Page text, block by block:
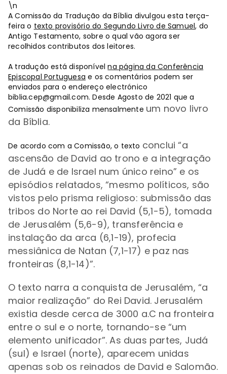
\n
A Comissão da Tradução da Bíblia divulgou esta terça-
feira o texto provisório do Segundo Livro de Samuel, do
Antigo Testamento, sobre o qual vão agora ser
recolhidos contributos dos leitores.
A tradução está disponívelna página da Conferência
Episcopal Portuguesa e os comentários podem ser
enviados para o endereço electrónico
biblia.cep@gmail.com. Desde Agosto de 2021 que a
Comissão disponibiliza mensalmente um novo livro
da Bíblia.
De acordo com a Comissão, o texto conclui“a
ascensão de David ao trono e a integração
de Judá e de Israel num único reino” e os
episódios relatados,“mesmo políticos, são
vistos pelo prisma religioso: submissão das
tribos do Norte ao rei David (5,1-5), tomada
de Jerusalém (5,6-9), transferência e
instalação da arca (6,1-19), profecia
messiânica de Natan (7,1-17) e paz nas
fronteiras (8,1-14)”.
O texto narra a conquista de Jerusalém, “a
maior realização” do Rei David. Jerusalém
existia desde cerca de 3000 a.C na fronteira
entre o sul e o norte, tornando-se “um
elemento unificador”.As duas partes, Judá
(sul) e Israel (norte), aparecem unidas
apenas sob os reinados de David e Salomão.